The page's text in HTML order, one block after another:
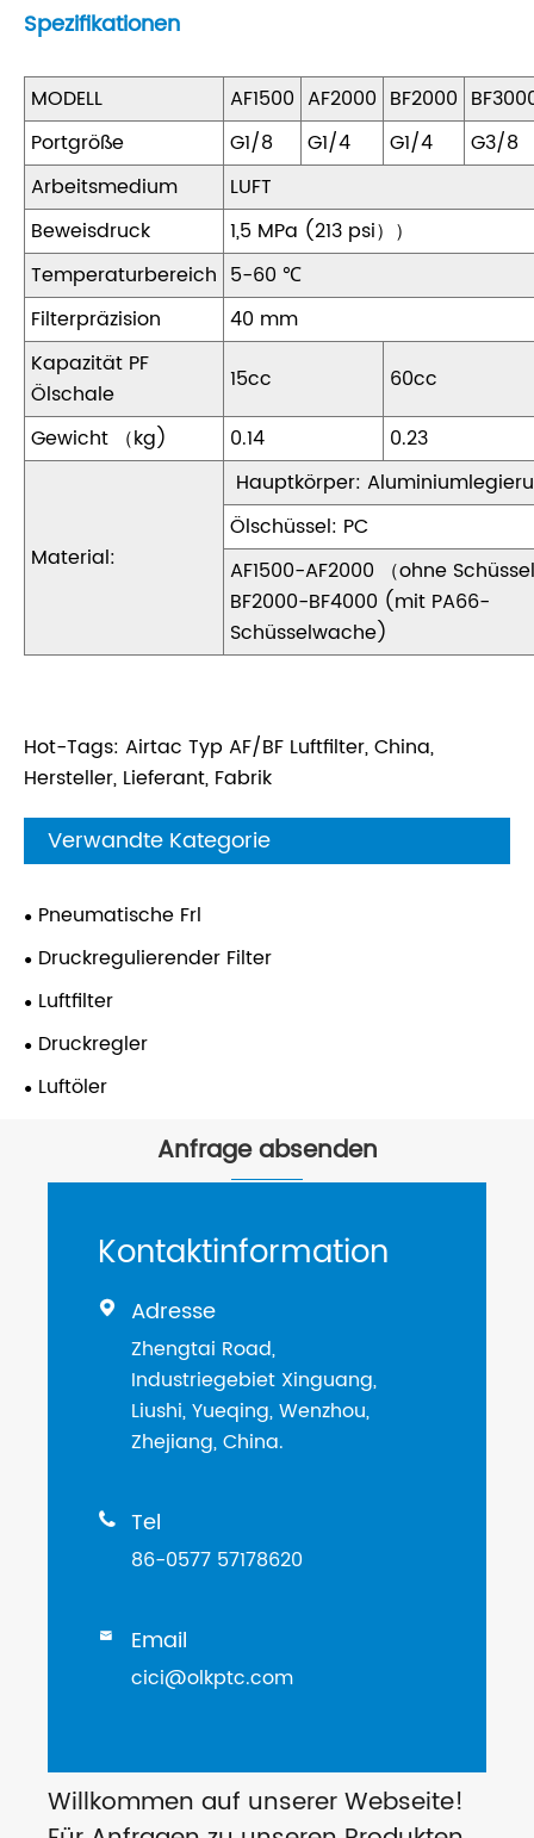
Spezifikationen
MODELL AF1500 AF2000 BF2000
Portgröße
G1/8 G1/4 G1/4
G3/8
Arbeitsmedium
LUFT
Beweisdruck
1,5 MPa (213 psi））
Temperaturbereich 5-60 ℃
Filterpräzision
40 mm
Kapazität PF
Ölschale
15cc
60cc
Gewicht （kg)
0.14 0.23
Material:
Hauptkörper:
Ölschüssel: PC
AF1500-AF2000 （ohne
BF2000-BF4000 (mit PA66-
Schüsselwache)
Hot-Tags: Airtac Typ AF/BF Luftfilter, China,
Hersteller, Lieferant, Fabrik
Verwandte Kategorie
Pneumatische Frl
Druckregulierender Filter
Luftfilter
Druckregler
Luftöler
Anfrage absenden
Kontaktinformation
 Adresse
Zhengtai Road,
Industriegebiet Xinguang,
Liushi, Yueqing, Wenzhou,
Zhejiang, China.
 Tel
86-0577 57178620
 Email
cici@olkptc.com
Willkommen auf unserer Webseite!